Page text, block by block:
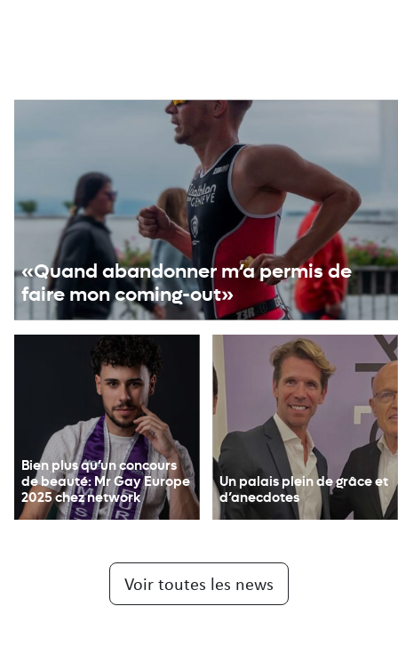
Bien plus qu’un concours
de beauté: Mr Gay Europe
2025 chez network
Un palais plein de grâce et
d’anecdotes
«Quand abandonner m’a permis de
faire mon coming-out»
Voir toutes les news